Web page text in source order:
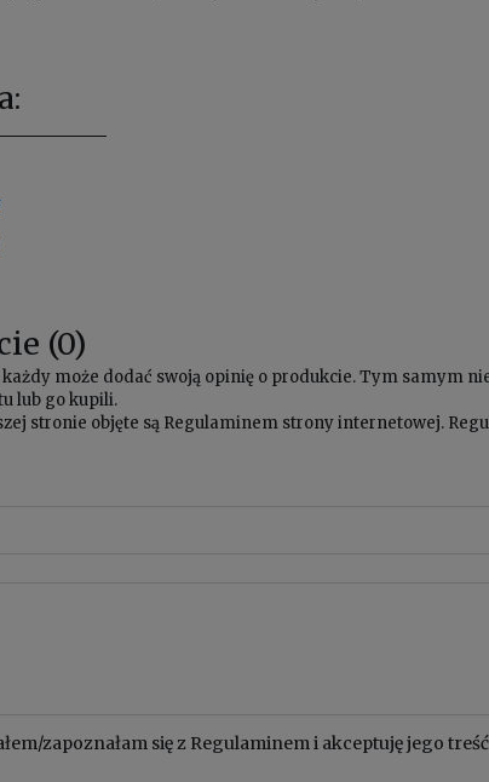
(0)
może dodać swoją opinię o produkcie. Tym samym
lub go kupili.
stronie objęte są Regulaminem strony internetowej.
zapoznałam się z Regulaminemi akceptuję jego